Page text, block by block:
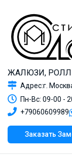
ЖАЛЮЗИ,
Адрес:г.
Пн-Вс: 09-00 -
+79060609989
Заказать